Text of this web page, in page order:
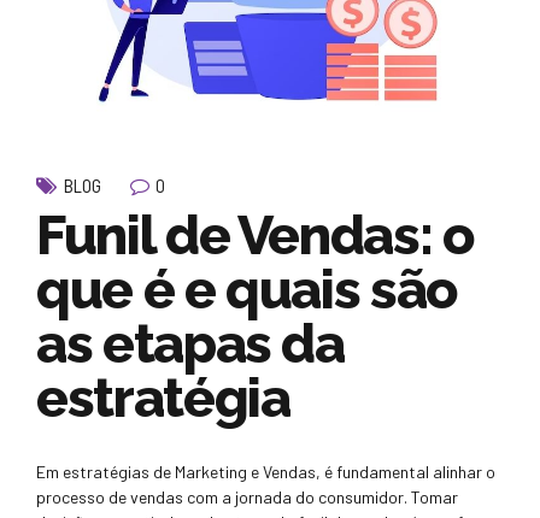
BLOG 0
Funil de Vendas: o
que é e quais são
as etapas da
estratégia
Em estratégias de Marketing e Vendas, é fundamental alinhar o
processo de vendas com a jornada do consumidor. Tomar